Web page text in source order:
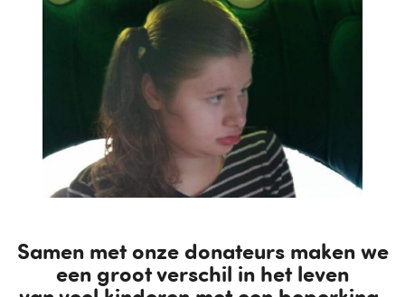
Samen met onze donateurs maken we
een groot verschil in het leven